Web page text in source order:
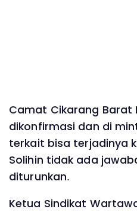
Camat Cikarang Barat
dikonfirmasi dan di
terkait bisa terjadinya
Solihin tidak ada
diturunkan.
Ketua Sindikat